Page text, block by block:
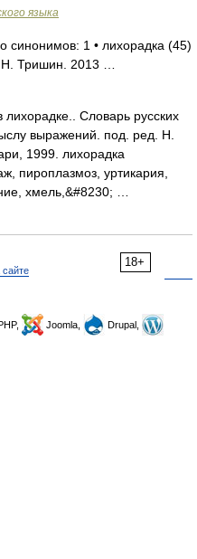
языка
синонимов: 1 • лихорадка (45)
Тришин. 2013 …
лихорадке.. Словарь русских
выражений. под. ред. Н.
1999. лихорадка
пироплазмоз, уртикария,
хмель,&#8230; …
18+
Joomla,
Drupal,